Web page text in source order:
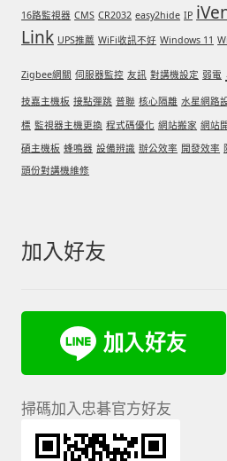
16路監視器 CMS CR2032 easy2hide IP
Link UPS推薦 WiFi收訊不好 Windows 11
Zigbee網關 伺服器監控 友訊 對講機設定 弱電
技嘉主機板 接點彈跳 普聯 核心隔離 水星網路
標 監視器主機更換 程式碼優化 網站搬家 網站
碩主機板 蜂鳴器 設備辨識 辦公效率 開發效率
頭份對講機維修
加入好友
掃碼加入忠碁官方好友